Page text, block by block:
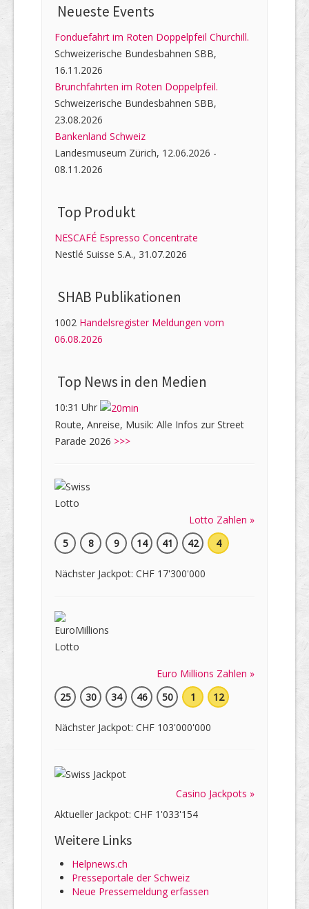
Neueste Events
Fonduefahrt im Roten Doppelpfeil Churchill.
Schweizerische Bundesbahnen SBB,
16.11.2026
Brunchfahrten im Roten Doppelpfeil.
Schweizerische Bundesbahnen SBB,
23.08.2026
Bankenland Schweiz
Landesmuseum Zürich, 12.06.2026 -
08.11.2026
Top Produkt
NESCAFÉ Espresso Concentrate
Nestlé Suisse S.A., 31.07.2026
SHAB Publi­kati­onen
1002 Handelsregister Meldungen vom
06.08.2026
Top News in den Medien
10:31 Uhr
Route, Anreise, Musik: Alle Infos zur Street
Parade 2026 >>>
Lotto Zahlen »
5
8 9 14 41 42 4
Nächster Jackpot: CHF 17'300'000
Euro Millions Zahlen »
25
30 34 46 50 1 12
Nächster Jackpot: CHF 103'000'000
Casino Jackpots »
Aktueller Jackpot: CHF 1'033'154
Weitere Links
Helpnews.ch
Presseportale der Schweiz
Neue Pressemeldung erfassen